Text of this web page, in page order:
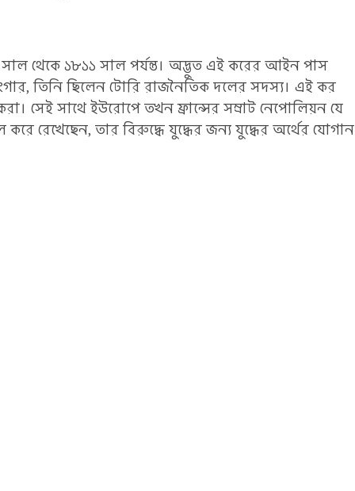
থেকে ১৮১১ সাল পর্যন্ত। অদ্ভুত এই করের আইন পাস
তিনি ছিলেন টোরি রাজনৈতিক দলের সদস্য। এই কর
সেই সাথে ইউরোপে তখন ফ্রান্সের সম্রাট নেপোলিয়ন যে
রেখেছেন, তার বিরুদ্ধে যুদ্ধের জন্য যুদ্ধের অর্থের যোগান